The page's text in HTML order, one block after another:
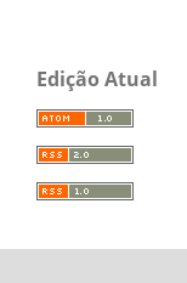
Edição Atual